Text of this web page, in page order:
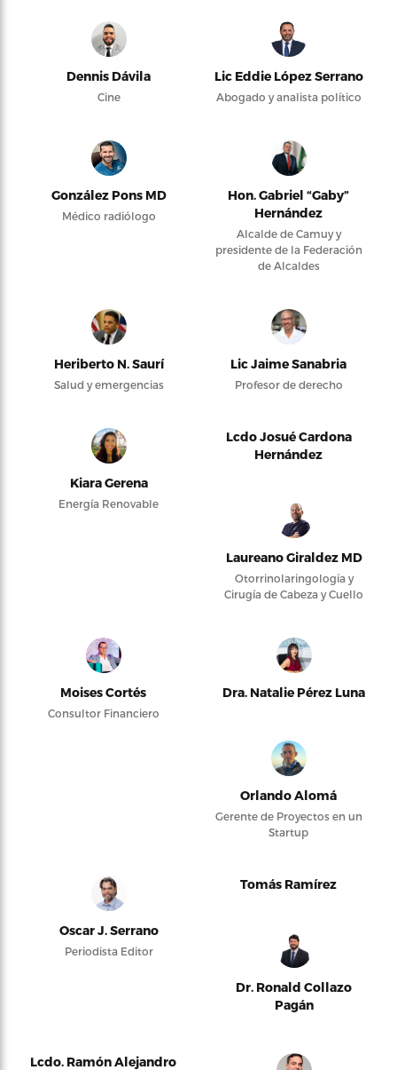
Dennis Dávila
Cine
Lic Eddie López Serrano
Abogado y analista político
González Pons MD
Médico radiólogo
Hon. Gabriel “Gaby”
Hernández
Alcalde de Camuy y
presidente de la Federación
de Alcaldes
Heriberto N. Saurí
Salud y emergencias
Lic Jaime Sanabria
Profesor de derecho
Kiara Gerena
Energía Renovable
Lcdo Josué Cardona
Hernández
Laureano Giraldez MD
Otorrinolaringología y
Cirugía de Cabeza y Cuello
Moises Cortés
Consultor Financiero
Dra. Natalie Pérez Luna
Orlando Alomá
Gerente de Proyectos en un
Startup
Oscar J. Serrano
Periodista Editor
Tomás Ramírez
Dr. Ronald Collazo
Pagán
Lcdo. Ramón Alejandro